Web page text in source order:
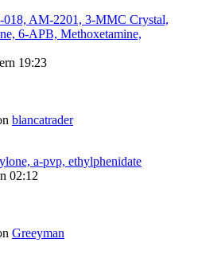
AM-2201, 3-MMC Crystal,
6-APB, Methoxetamine,
19:23
blancatrader
a-pvp, ethylphenidate
02:12
Greeyman